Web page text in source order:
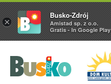
Busko Zdrój
×
Busko-Zdrój
Amistad sp. z o.o.
Gratis - In Google Play